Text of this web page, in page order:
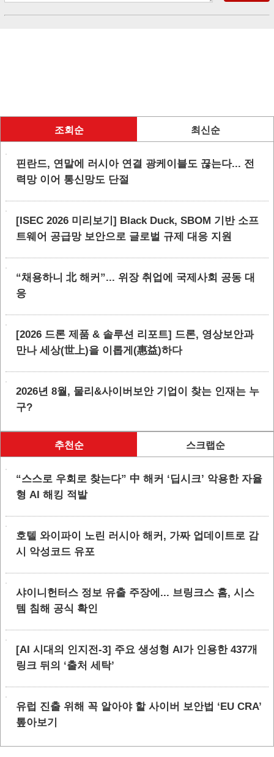
조회순 최신순
핀란드, 연말에 러시아 연결 광케이블도 끊는다... 전
력망 이어 통신망도 단절
[ISEC 2026 미리보기] Black Duck, SBOM 기반 소프
트웨어 공급망 보안으로 글로벌 규제 대응 지원
“채용하니 北 해커”... 위장 취업에 국제사회 공동 대
응
[2026 드론 제품 & 솔루션 리포트] 드론, 영상보안과
만나 세상(世上)을 이롭게(惠益)하다
2026년 8월, 물리&사이버보안 기업이 찾는 인재는 누
구?
추천순 스크랩순
“스스로 우회로 찾는다” 中 해커 ‘딥시크’ 악용한 자율
형 AI 해킹 적발
호텔 와이파이 노린 러시아 해커, 가짜 업데이트로 감
시 악성코드 유포
샤이니헌터스 정보 유출 주장에... 브링크스 홈, 시스
템 침해 공식 확인
[AI 시대의 인지전-3] 주요 생성형 AI가 인용한 437개
링크 뒤의 ‘출처 세탁’
유럽 진출 위해 꼭 알아야 할 사이버 보안법 ‘EU CRA’
톺아보기